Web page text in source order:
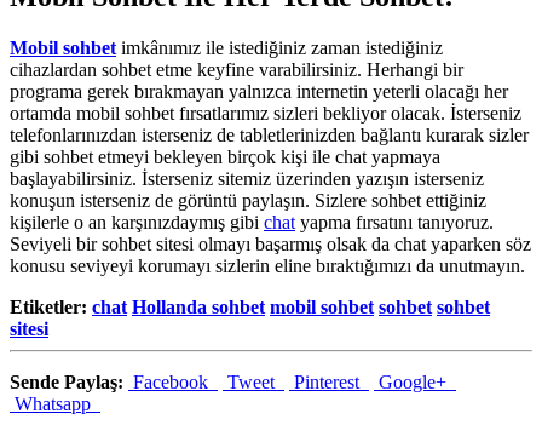
Mobil sohbet imkânımız ile istediğiniz zaman istediğiniz
cihazlardan sohbet etme keyfine varabilirsiniz. Herhangi bir
programa gerek bırakmayan yalnızca internetin yeterli olacağı her
ortamda mobil sohbet fırsatlarımız sizleri bekliyor olacak. İsterseniz
telefonlarınızdan isterseniz de tabletlerinizden bağlantı kurarak sizler
gibi sohbet etmeyi bekleyen birçok kişi ile chat yapmaya
başlayabilirsiniz. İsterseniz sitemiz üzerinden yazışın isterseniz
konuşun isterseniz de görüntü paylaşın. Sizlere sohbet ettiğiniz
kişilerle o an karşınızdaymış gibi chat yapma fırsatını tanıyoruz.
Seviyeli bir sohbet sitesi olmayı başarmış olsak da chat yaparken söz
konusu seviyeyi korumayı sizlerin eline bıraktığımızı da unutmayın.
Etiketler: chat Hollanda sohbet mobil sohbet sohbet sohbet
sitesi
Sende Paylaş: Facebook Tweet Pinterest
Google+
Whatsapp